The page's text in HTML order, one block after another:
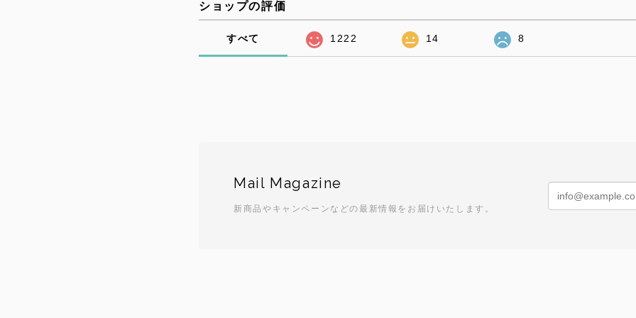
ショップの評価
すべて 1222 14 8
Mail Magazine
新商品やキャンペーンなどの最新情報をお届けいたします。